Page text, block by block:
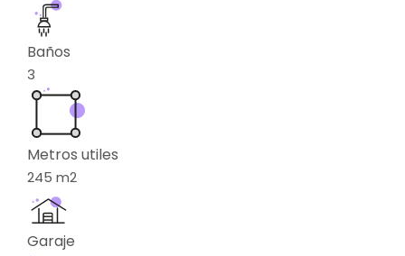
Baños
3
Metros utiles
245 m2
Garaje